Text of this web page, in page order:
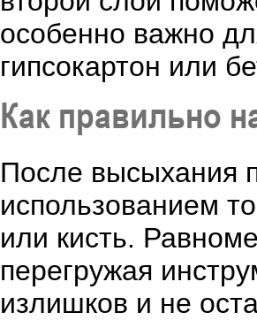
особенно важно
гипсокартон или
Как правильно
После высыхания
использованием
или кисть.
перегружая
излишков и не